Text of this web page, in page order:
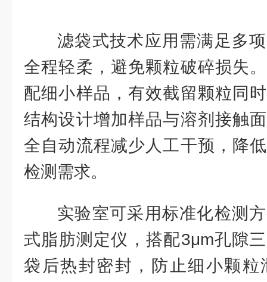
滤袋式技术应用需满足多
全程轻柔，避免颗粒破碎损失
配细小样品，有效截留颗粒同
结构设计增加样品与溶剂接触
全自动流程减少人工干预，降
检测需求。
实验室可采用标准化检测
式脂肪测定仪，搭配3μm孔隙
袋后热封密封，防止细小颗